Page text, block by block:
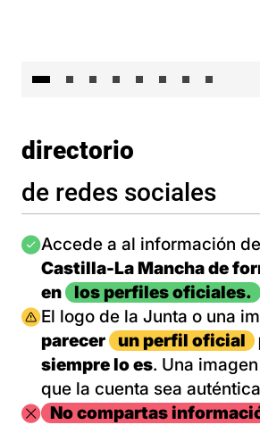
directorio
de redes sociales
Imagen
Accede a al información
Castilla-La Mancha de
en
los perfiles oficiales.
Imagen
El logo de la Junta o una
parecer
un perfil oficial
siempre lo es. Una
que la cuenta sea
ImagenNo compartas